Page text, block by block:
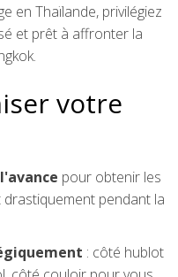
en Thaïlande, privilégiez
et prêt à affronter la
votre
pour obtenir les
pendant la
: côté hublot